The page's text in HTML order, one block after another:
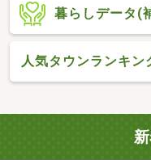
暮らしデータ(
人気タウンランキン